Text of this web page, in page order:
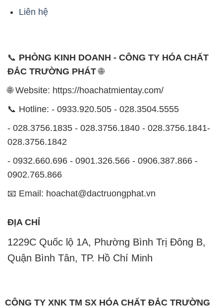
Liên hệ
📞 PHÒNG KINH DOANH - CÔNG TY HÓA CHẤT
ĐẮC TRƯỜNG PHÁT🌐
🌐 Website: https://hoachatmientay.com/
📞 Hotline: - 0933.920.505 - 028.3504.5555
- 028.3756.1835 - 028.3756.1840 - 028.3756.1841-
028.3756.1842
- 0932.660.696 - 0901.326.566 - 0906.387.866 -
0902.765.866
📧 Email: hoachat@dactruongphat.vn
ĐỊA CHỈ
1229C Quốc lộ 1A, Phường Bình Trị Đông B,
Quận Bình Tân, TP. Hồ Chí Minh
CÔNG TY XNK TM SX HÓA CHẤT ĐẮC TRƯỜNG